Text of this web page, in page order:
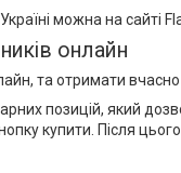
можна на сайті
онлайн
та отримати вчасно
позицій, який
купити. Після